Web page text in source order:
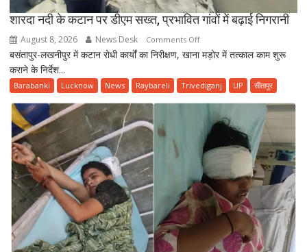
शारदा नदी के कटान पर डीएम सख्त, प्रभावित गांवों में बढ़ाई निगरानी
August 8, 2026 News Desk Comments Offon
शारदा
के
डीएम
सख्त,
प्रभावित
गांवों
में
बढ़ाई
बसंतापुर-लखनीपुर में कटान रोधी कार्यों का निरीक्षण, खाना मड़ोर में तत्काल काम शुरू
कराने के निर्देश...
Barabanki Lucknow News Raybareli Trivediganj UP सीतापुर